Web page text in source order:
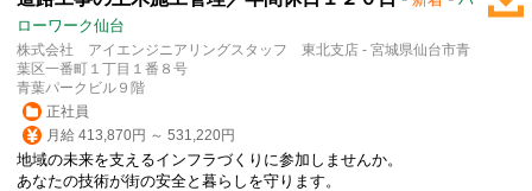
ローワーク仙台
株式会社 アイエンジニアリングスタッフ 東北支店 - 宮城県仙台市青
葉区一番町１丁目１番８号
青葉パークビル９階
正社員
月給 413,870円 ～ 531,220円
地域の未来を支えるインフラづくりに参加しませんか。
あなたの技術が街の安全と暮らしを守ります。